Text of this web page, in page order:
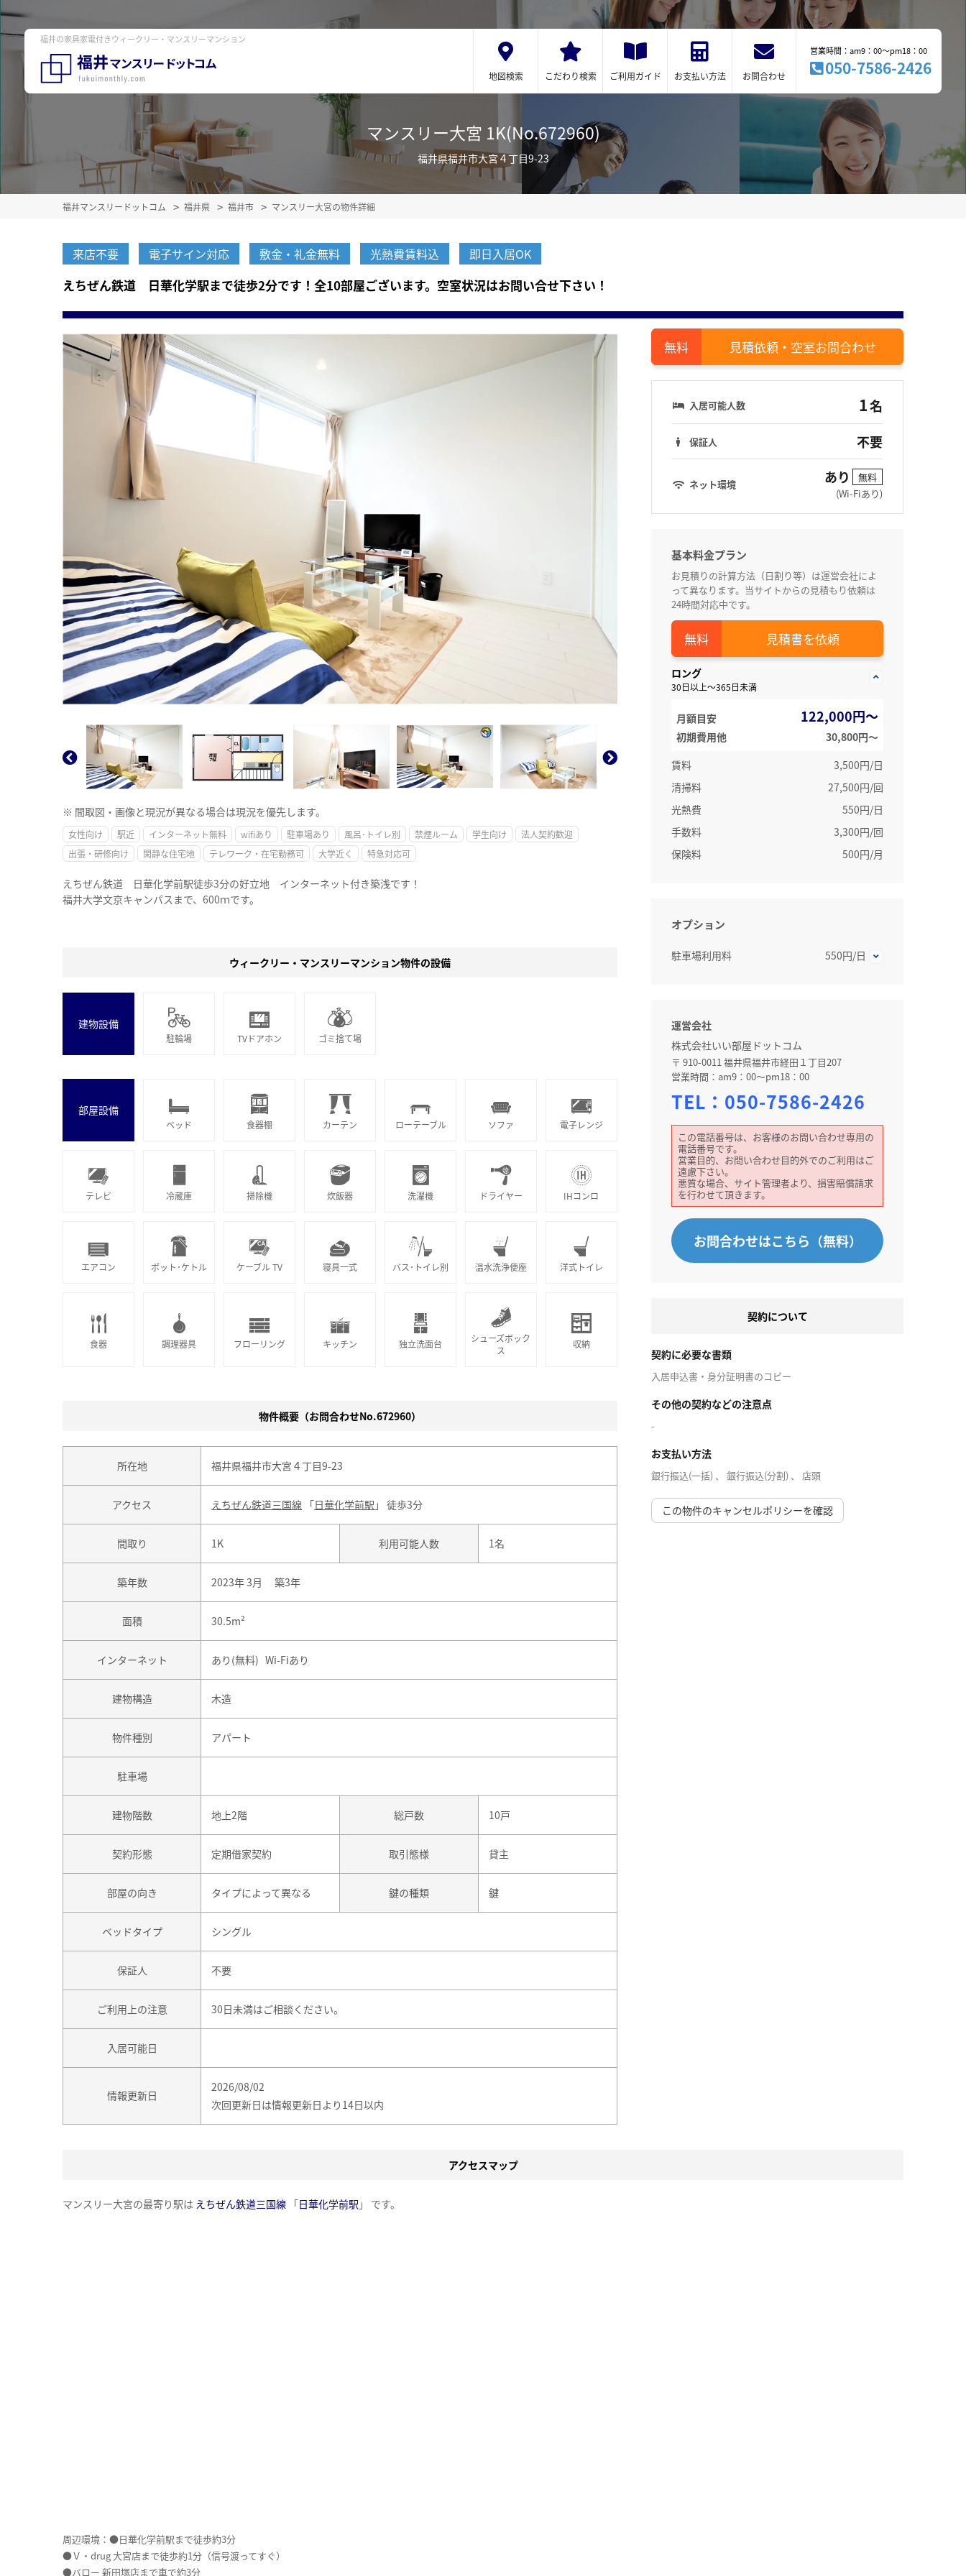
福井の家具家電付きウィークリー・マンスリーマンション
地図検索 こだわり検索 ご利用ガイド お支払い方法 お問合わせ
営業時間：am9：00～pm18：00
050-7586-2426
マンスリー大宮 1K(No.672960)
福井県福井市大宮４丁目9-23
福井マンスリードットコム 福井県 福井市 マンスリー大宮の物件詳細
来店不要 電子サイン対応 敷金・礼金無料 光熱費賃料込 即日入居OK
えちぜん鉄道 日華化学駅まで徒歩2分です！全10部屋ございます。空室状況はお問い合せ下さい！
※ 間取図・画像と現況が異なる場合は現況を優先します。
女性向け 駅近 インターネット無料 wifiあり 駐車場あり 風呂･トイレ別 禁煙ルーム 学生向け
法人契約歓迎
出張・研修向け
閑静な住宅地 テレワーク・在宅勤務可 大学近く 特急対応可
えちぜん鉄道 日華化学前駅徒歩3分の好立地 インターネット付き築浅です！
福井大学文京キャンパスまで、600ｍです。
見積依頼・空室お問合わせ
入居可能人数 1名
保証人 不要
ネット環境 あり
無料
(Wi-Fiあり)
基本料金プラン
お見積りの計算方法（日割り等）は運営会社によ
って異なります。当サイトからの見積もり依頼は
24時間対応中です。
見積書を依頼
ロング
30日以上～365日未満
月額目安 122,000円～
初期費用他
30,800円〜
賃料
3,500円/日
清掃料
27,500円/回
光熱費
550円/日
手数料
3,300円/回
保険料
500円/月
オプション
駐車場利用料 550円/日
運営会社
株式会社いい部屋ドットコム
〒 910-0011 福井県福井市経田１丁目207
営業時間：am9：00～pm18：00
TEL： 050-7586-2426
この電話番号は、お客様のお問い合わせ専用の
電話番号です。
営業目的、お問い合わせ目的外でのご利用はご
遠慮下さい。
悪質な場合、サイト管理者より、損害賠償請求
を行わせて頂きます。
お問合わせはこちら（無料）
契約について
契約に必要な書類
入居申込書・身分証明書のコピー
その他の契約などの注意点
-
お支払い方法
銀行振込(一括) 、 銀行振込(分割) 、 店頭
この物件のキャンセルポリシーを確認
ウィークリー・マンスリーマンション物件の設備
建物設備
駐輪場 TVドアホン ゴミ捨て場
部屋設備
ベッド 食器棚 カーテン ローテーブル ソファ 電子レンジ
テレビ 冷蔵庫 掃除機 炊飯器 洗濯機 ドライヤー IHコンロ
エアコン ポット･ケトル ケーブル TV 寝具一式 バス･トイレ別 温水洗浄便座 洋式トイレ
食器 調理器具 フローリング キッチン 独立洗面台
シューズボック
ス
収納
物件概要（お問合わせNo.672960）
所在地 福井県福井市大宮４丁目9-23
アクセス えちぜん鉄道三国線 「日華化学前駅 」 徒歩3分
間取り 1K 利用可能人数 1名
築年数 2023年 3月 築3年
面積 30.5m²
インターネット あり(無料) Wi-Fiあり
建物構造 木造
物件種別 アパート
駐車場
建物階数 地上2階 総戸数 10戸
契約形態 定期借家契約 取引態様 貸主
部屋の向き タイプによって異なる 鍵の種類 鍵
ベッドタイプ シングル
保証人 不要
ご利用上の注意 30日未満はご相談ください。
入居可能日
情報更新日
2026/08/02
次回更新日は情報更新日より14日以内
アクセスマップ
マンスリー大宮の最寄り駅は えちぜん鉄道三国線 「日華化学前駅 」 です。
周辺環境：●日華化学前駅まで徒歩約3分
●Ｖ・drug 大宮店まで徒歩約1分（信号渡ってすぐ）
●バロー 新田塚店まで車で約3分